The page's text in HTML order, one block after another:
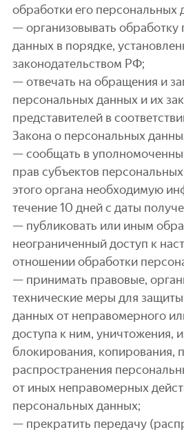
обработки его персональных
— организовывать обработку
данных в порядке,
законодательством РФ;
— отвечать на обращения и
персональных данных и их
представителей в
Закона о персональных
— сообщать в
прав субъектов
этого органа необходимую
течение 10 дней с даты
— публиковать или иным
неограниченный доступ к
отношении обработки
— принимать правовые,
технические меры для
данных от неправомерного
доступа к ним, уничтожения,
блокирования, копирования,
распространения
от иных неправомерных
персональных данных;
— прекратить передачу